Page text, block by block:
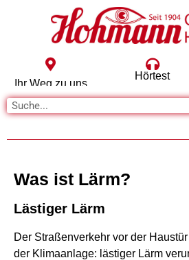
Ihr Weg zu uns
Hörtest
Was ist Lärm?
Lästiger Lärm
Der Straßenverkehr vor der
der Klimaanlage: lästiger Lärm